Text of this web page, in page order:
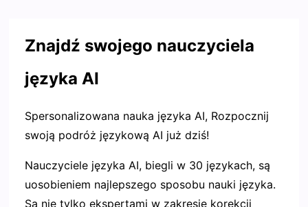
Znajdź swojego nauczyciela
języka AI
Spersonalizowana nauka języka AI, Rozpocznij
swoją podróż językową AI już dziś!
Nauczyciele języka AI, biegli w 30 językach, są
uosobieniem najlepszego sposobu nauki języka.
Są nie tylko ekspertami w zakresie korekcji